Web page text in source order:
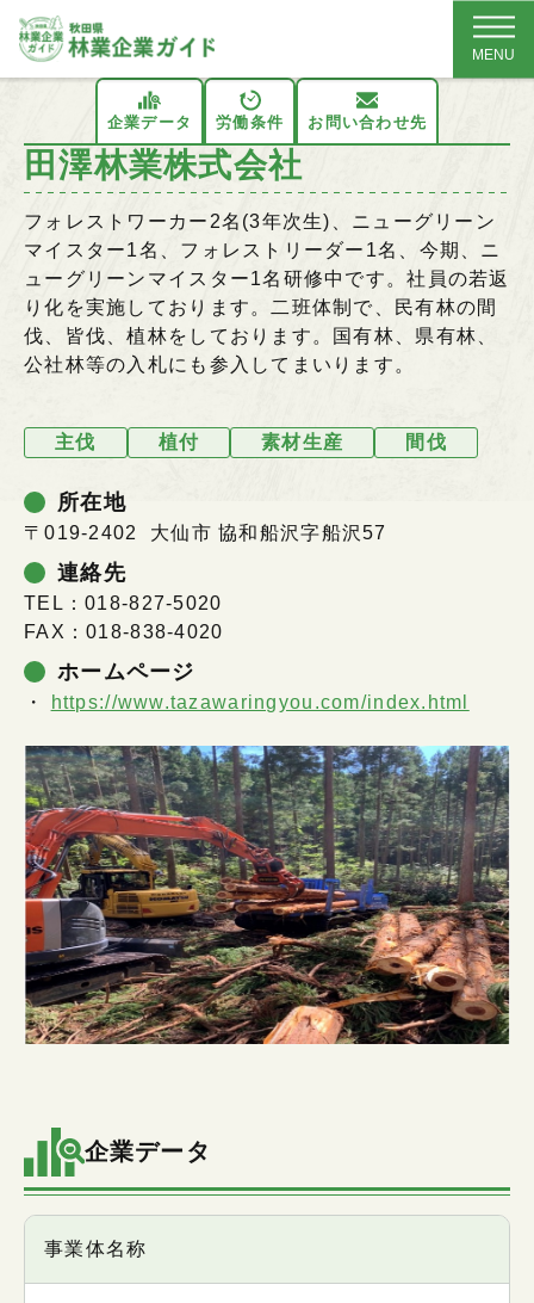
MENU
企業データ 労働条件 お問い合わせ先
田澤林業株式会社
フォレストワーカー2名(3年次生)、ニューグリーン
マイスター1名、フォレストリーダー1名、今期、ニ
ューグリーンマイスター1名研修中です。社員の若返
り化を実施しております。二班体制で、民有林の間
伐、皆伐、植林をしております。国有林、県有林、
公社林等の入札にも参入してまいります。
主伐 植付 素材生産 間伐
所在地
〒019-2402 大仙市 協和船沢字船沢57
連絡先
TEL：018-827-5020
FAX：018-838-4020
ホームページ
https://www.tazawaringyou.com/index.html
企業データ
項目
事業体名称